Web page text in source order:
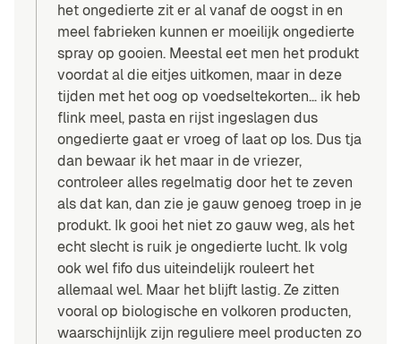
het ongedierte zit er al vanaf de oogst in en
meel fabrieken kunnen er moeilijk ongedierte
spray op gooien. Meestal eet men het produkt
voordat al die eitjes uitkomen, maar in deze
tijden met het oog op voedseltekorten… ik heb
flink meel, pasta en rijst ingeslagen dus
ongedierte gaat er vroeg of laat op los. Dus tja
dan bewaar ik het maar in de vriezer,
controleer alles regelmatig door het te zeven
als dat kan, dan zie je gauw genoeg troep in je
produkt. Ik gooi het niet zo gauw weg, als het
echt slecht is ruik je ongedierte lucht. Ik volg
ook wel fifo dus uiteindelijk rouleert het
allemaal wel. Maar het blijft lastig. Ze zitten
vooral op biologische en volkoren producten,
waarschijnlijk zijn reguliere meel producten zo